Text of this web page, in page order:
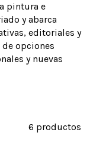
pintura e
y abarca
editoriales y
opciones
y nuevas
6 productos